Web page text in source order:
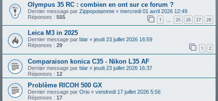
Olympus 35 RC : combien en ont sur ce forum ?
Dernier message par Zippopotamme « mercredi 01 avril 2026 12:49
Réponses : 555 1 25 26 27 28
Leica M3 in 2025
Dernier message par blar « jeudi 23 juillet 2026 16:59
Réponses : 29 1 2
Comparaison konica C35 - Nikon L35 AF
Dernier message par blar « jeudi 23 juillet 2026 16:37
Réponses : 12
Problème RICOH 500 GX
Dernier message par Oriu « vendredi 17 juillet 2026 5:56
Réponses : 17